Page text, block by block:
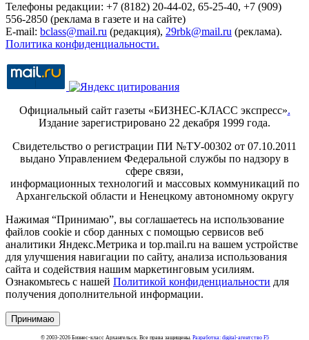
Телефоны редакции: +7 (8182) 20-44-02, 65-25-40, +7 (909)
556-2850 (реклама в газете и на сайте)
E-mail: bclass@mail.ru (редакция), 29rbk@mail.ru (реклама).
Политика конфиденциальности.
Официальный сайт газеты «БИЗНЕС-КЛАСС экспресс».
Издание зарегистрировано 22 декабря 1999 года.
Свидетельство о регистрации ПИ №ТУ-00302 от 07.10.2011
выдано Управлением Федеральной службы по надзору в
сфере связи,
информационных технологий и массовых коммуникаций по
Архангельской области и Ненецкому автономному округу
Нажимая “Принимаю”, вы соглашаетесь на использование
файлов cookie и сбор данных с помощью сервисов веб
аналитики Яндекс.Метрика и top.mail.ru на вашем устройстве
для улучшения навигации по сайту, анализа использования
сайта и содействия нашим маркетинговым усилиям.
Ознакомьтесь с нашей Политикой конфиденциальности для
получения дополнительной информации.
Принимаю
© 2003-2026 Бизнес-класс Архангельск. Все права защищены. Разработка: digital-агентство F5